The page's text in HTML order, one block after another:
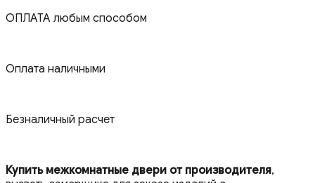
ОПЛАТА любым способом
Оплата наличными
Безналичный расчет
Купить межкомнатные двери от производителя,